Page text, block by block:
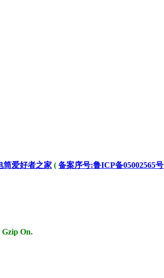
筒爱好者之家 ( 备案序号:鲁ICP备05002565号
Gzip On.